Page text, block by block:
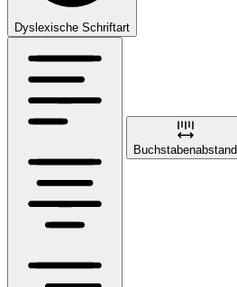
Dyslexische Schriftart
Buchstabenabstand